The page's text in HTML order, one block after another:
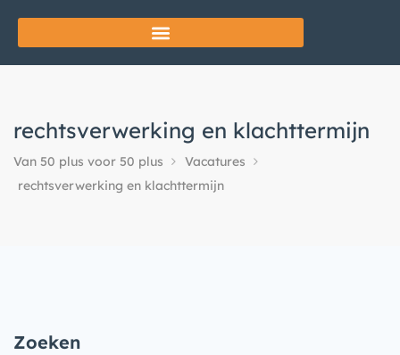
rechtsverwerking en klachttermijn
Van 50 plus voor 50 plus
Vacatures
rechtsverwerking en klachttermijn
Zoeken